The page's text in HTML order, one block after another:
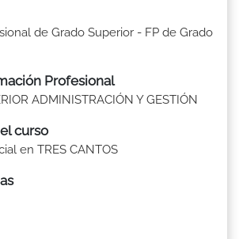
de Grado Superior - FP de Grado
Profesional
ADMINISTRACIÓN Y GESTIÓN
curso
en TRES CANTOS